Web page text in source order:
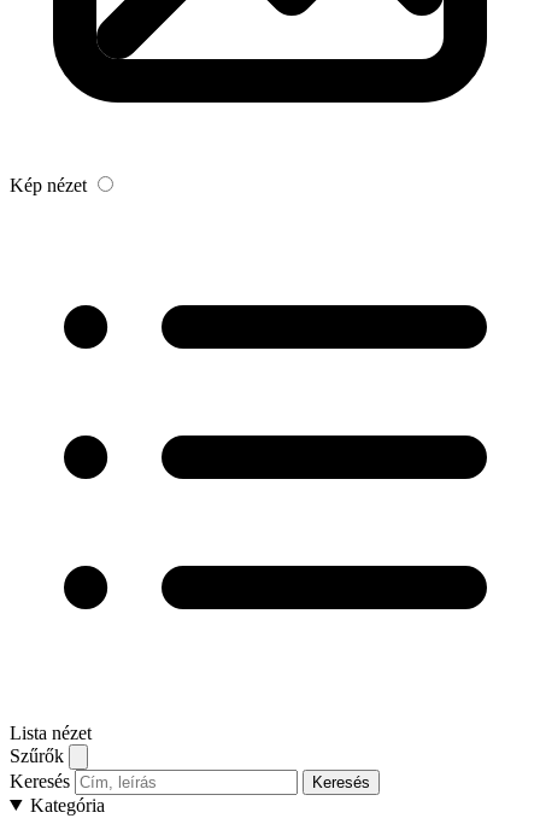
Kép nézet
Lista nézet
Szűrők
Keresés
Keresés
Kategória